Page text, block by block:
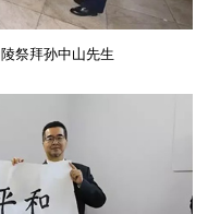
祭拜孙中山先生